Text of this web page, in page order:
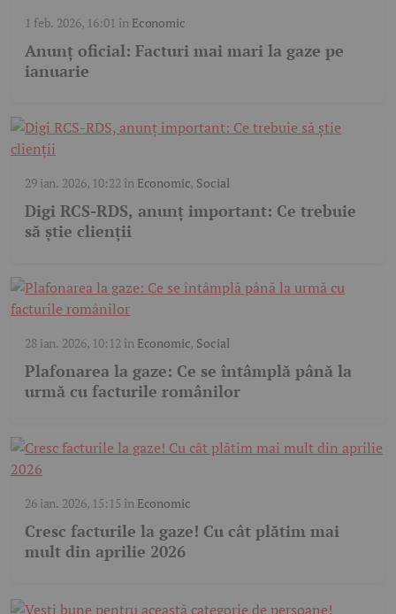
1 feb. 2026, 16:01 în Economic
Anunț oficial: Facturi mai mari la gaze pe
ianuarie
29 ian. 2026, 10:22 în Economic, Social
Digi RCS-RDS, anunț important: Ce trebuie
să știe clienții
28 ian. 2026, 10:12 în Economic, Social
Plafonarea la gaze: Ce se întâmplă până la
urmă cu facturile românilor
26 ian. 2026, 15:15 în Economic
Cresc facturile la gaze! Cu cât plătim mai
mult din aprilie 2026